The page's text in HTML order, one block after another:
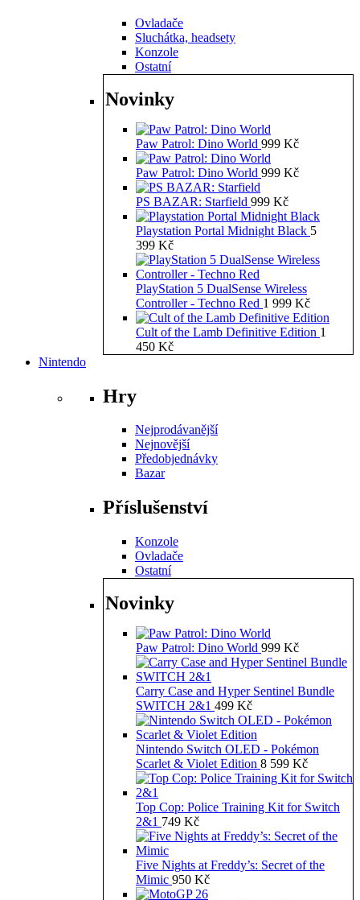
Ovladače
Sluchátka, headsety
Konzole
Ostatní
Novinky
Paw Patrol: Dino World 999 Kč
Paw Patrol: Dino World 999 Kč
PS BAZAR: Starfield 999 Kč
Playstation Portal Midnight Black 5
399 Kč
PlayStation 5 DualSense Wireless
Controller - Techno Red 1 999 Kč
Cult of the Lamb Definitive Edition 1
450 Kč
Nintendo
Hry
Nejprodávanější
Nejnovější
Předobjednávky
Bazar
Příslušenství
Konzole
Ovladače
Ostatní
Novinky
Paw Patrol: Dino World 999 Kč
Carry Case and Hyper Sentinel Bundle
SWITCH 2&1 499 Kč
Nintendo Switch OLED - Pokémon
Scarlet & Violet Edition 8 599 Kč
Top Cop: Police Training Kit for Switch
2&1 749 Kč
Five Nights at Freddy’s: Secret of the
Mimic 950 Kč